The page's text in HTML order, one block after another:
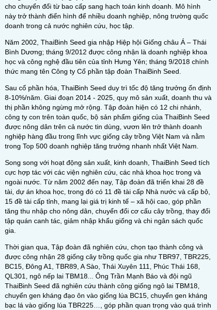
cho chuyển đổi từ bao cấp sang hạch toán kinh doanh. Mô hình
này trở thành điển hình để nhiều doanh nghiệp, nông trường quốc
doanh trong cả nước nghiên cứu, học tập.
Năm 2002, ThaiBinh Seed gia nhập Hiệp hội Giống châu Á – Thái
Bình Dương; tháng 9/2012 được công nhận là doanh nghiệp khoa
học và công nghệ đầu tiên của tỉnh Hưng Yên; tháng 9/2018 chính
thức mang tên Công ty Cổ phần tập đoàn ThaiBinh Seed.
Sau cổ phần hóa, ThaiBinh Seed duy trì tốc độ tăng trưởng ổn định
8-10%/năm. Giai đoạn 2014 - 2025, quy mô sản xuất, doanh thu và
thị phần không ngừng mở rộng. Tập đoàn hiện có 12 chi nhánh,
công ty con trên toàn quốc, bộ sản phẩm giống của ThaiBinh Seed
được nông dân trên cả nước tin dùng, vươn lên trở thành doanh
nghiệp hàng đầu trong lĩnh vực giống cây trồng Việt Nam và nằm
trong Top 500 doanh nghiệp tăng trưởng nhanh nhất Việt Nam.
Song song với hoạt động sản xuất, kinh doanh, ThaiBinh Seed tích
cực hợp tác với các viện nghiên cứu, các nhà khoa học trong và
ngoài nước. Từ năm 2002 đến nay, Tập đoàn đã triển khai 28 đề
tài, dự án khoa học, trong đó có 11 đề tài cấp Nhà nước và cấp bộ,
15 đề tài cấp tỉnh, mang lại giá trị kinh tế – xã hội cao, góp phần
tăng thu nhập cho nông dân, chuyển đổi cơ cấu cây trồng, thay đổi
tập quán canh tác, giảm nhập khẩu giống và chi ngân sách quốc
gia.
Thời gian qua, Tập đoàn đã nghiên cứu, chọn tạo thành công và
được công nhận 28 giống cây trồng quốc gia như TBR97, TBR225,
BC15, Đông A1, TBR89, A Sào, Thái Xuyên 111, Phúc Thái 168,
QL301, ngô nếp lai TBM18... Ông Trần Mạnh Báo và đội ngũ
ThaiBinh Seed đã nghiên cứu thành công giống ngô lai TBM18,
chuyển gen kháng đạo ôn vào giống lúa BC15, chuyển gen kháng
bạc lá vào giống lúa TBR225…, góp phần quan trọng vào quá trình